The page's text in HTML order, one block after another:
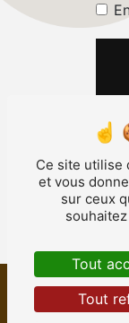
**
seul
droit
Ce site utilise
et vous
sur ceux
Tout
Tout